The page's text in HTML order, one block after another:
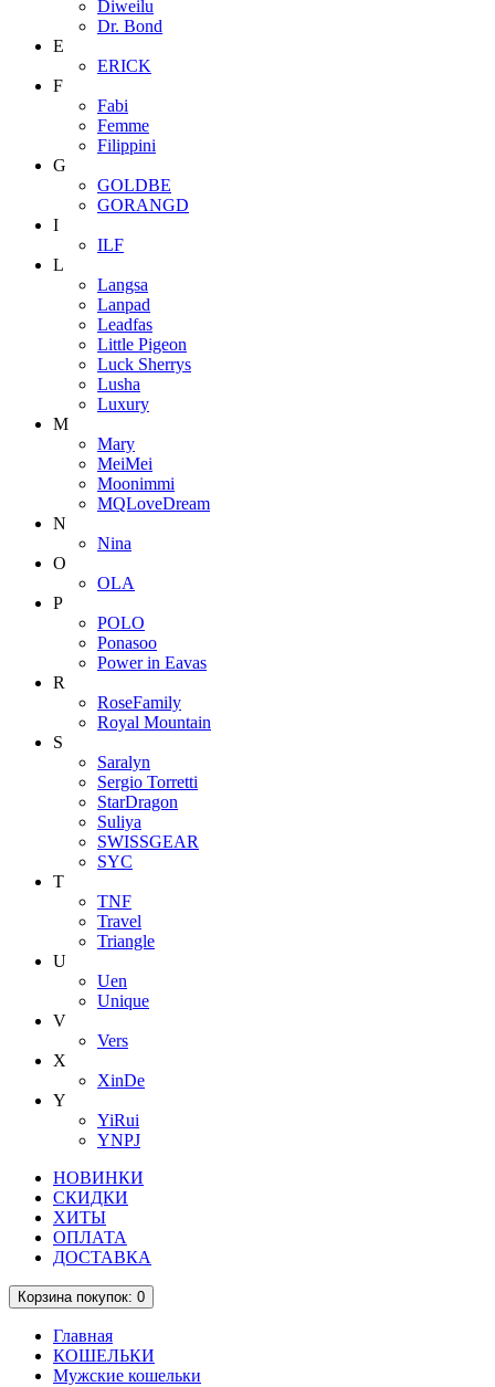
Diweilu
Dr. Bond
E
ERICK
F
Fabi
Femme
Filippini
G
GOLDBE
GORANGD
I
ILF
L
Langsa
Lanpad
Leadfas
Little Pigeon
Luck Sherrys
Lusha
Luxury
M
Mary
MeiMei
Moonimmi
MQLoveDream
N
Nina
O
OLA
P
POLO
Ponasoo
Power in Eavas
R
RoseFamily
Royal Mountain
S
Saralyn
Sergio Torretti
StarDragon
Suliya
SWISSGEAR
SYC
T
TNF
Travel
Triangle
U
Uen
Unique
V
Vers
X
XinDe
Y
YiRui
YNPJ
НОВИНКИ
СКИДКИ
ХИТЫ
ОПЛАТА
ДОСТАВКА
Корзинапокупок: 0
Главная
КОШЕЛЬКИ
Мужские кошельки